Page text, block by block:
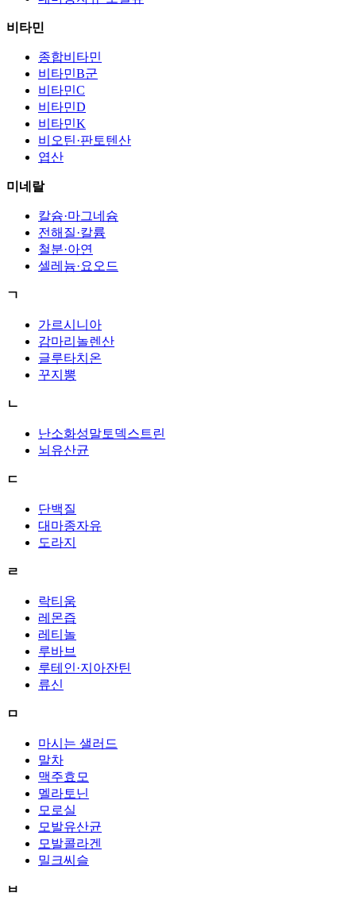
비타민
종합비타민
비타민B군
비타민C
비타민D
비타민K
비오틴·판토텐산
엽산
미네랄
칼슘·마그네슘
전해질·칼륨
철분·아연
셀레늄·요오드
ㄱ
가르시니아
감마리놀렌산
글루타치온
꾸지뽕
ㄴ
난소화성말토덱스트린
뇌유산균
ㄷ
단백질
대마종자유
도라지
ㄹ
락티움
레몬즙
레티놀
루바브
루테인·지아잔틴
류신
ㅁ
마시는 샐러드
말차
맥주효모
멜라토닌
모로실
모발유산균
모발콜라겐
밀크씨슬
ㅂ